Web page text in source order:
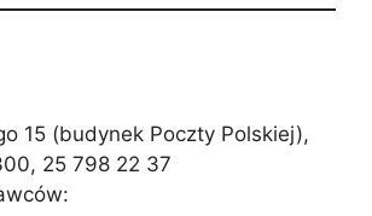
15 (budynek Poczty Polskiej),
25 798 22 37